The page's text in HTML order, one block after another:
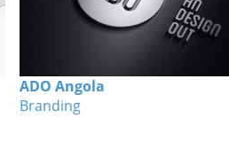
ADO Angola
Branding